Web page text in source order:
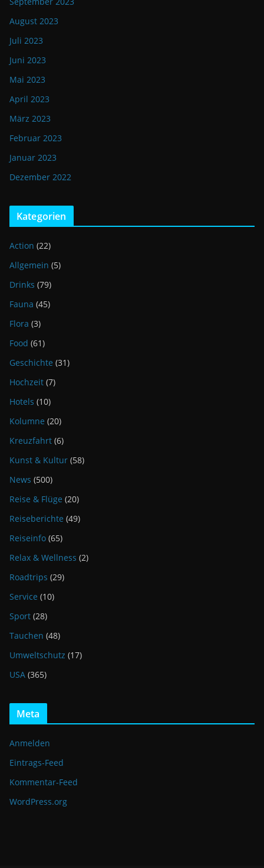
August 2023
Juli 2023
Juni 2023
Mai 2023
April 2023
März 2023
Februar 2023
Januar 2023
Dezember 2022
Kategorien
Action (22)
Allgemein (5)
Drinks (79)
Fauna (45)
Flora (3)
Food (61)
Geschichte (31)
Hochzeit (7)
Hotels (10)
Kolumne (20)
Kreuzfahrt (6)
Kunst & Kultur (58)
News (500)
Reise & Flüge (20)
Reiseberichte (49)
Reiseinfo (65)
Relax & Wellness (2)
Roadtrips (29)
Service (10)
Sport (28)
Tauchen (48)
Umweltschutz (17)
USA (365)
Meta
Anmelden
Eintrags-Feed
Kommentar-Feed
WordPress.org